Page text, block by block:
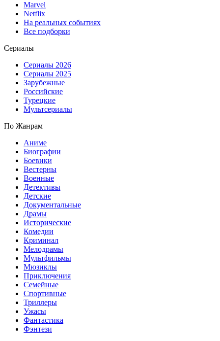
Marvel
Netflix
На реальных событиях
Все подборки
Сериалы
Сериалы 2026
Сериалы 2025
Зарубежные
Российские
Турецкие
Мультсериалы
По Жанрам
Аниме
Биографии
Боевики
Вестерны
Военные
Детективы
Детские
Документальные
Драмы
Исторические
Комедии
Криминал
Мелодрамы
Мультфильмы
Мюзиклы
Приключения
Семейные
Спортивные
Триллеры
Ужасы
Фантастика
Фэнтези